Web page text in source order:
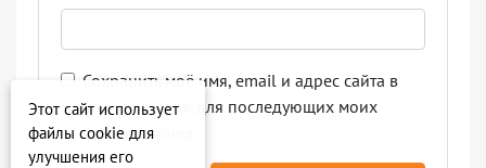
Сохранить моё имя, email и адрес сайта в
этом браузере для последующих моих
комментариев.
Этот сайт использует
файлы cookie для
улучшения его